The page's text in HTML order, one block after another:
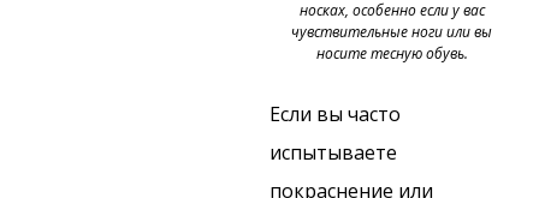
носках, особенно если у вас
чувствительные ноги или вы
носите тесную обувь.
Если вы часто
испытываете
покраснение или